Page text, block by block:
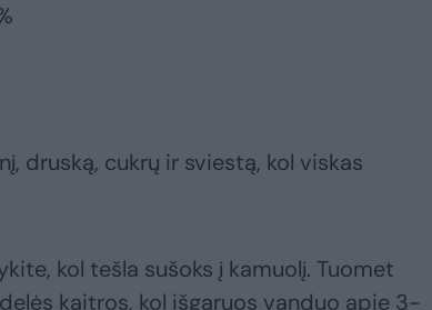
druską, cukrų ir sviestą, kol viskas
kol tešla sušoks į kamuolį. Tuomet
kaitros, kol išgaruos vanduo apie 3-